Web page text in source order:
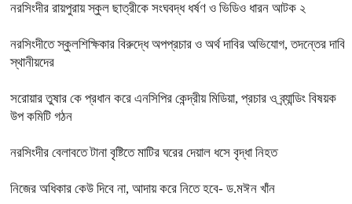
নরসিংদীর রায়পুরায় স্কুল ছাত্রীকে সংঘবদ্ধ ধর্ষণ ও ভিডিও ধারন আটক ২
নরসিংদীতে স্কুলশিক্ষিকার বিরুদ্ধে অপপ্রচার ও অর্থ দাবির অভিযোগ, তদন্তের দাবি
স্থানীয়দের
সরোয়ার তুষার কে প্রধান করে এনসিপির কেন্দ্রীয় মিডিয়া, প্রচার ও ব্র্যান্ডিং বিষয়ক
উপ কমিটি গঠন
নরসিংদীর বেলাবতে টানা বৃষ্টিতে মাটির ঘরের দেয়াল ধসে বৃদ্ধা নিহত
নিজের অধিকার কেউ দিবে না, আদায় করে নিতে হবে- ড.মঈন খাঁন